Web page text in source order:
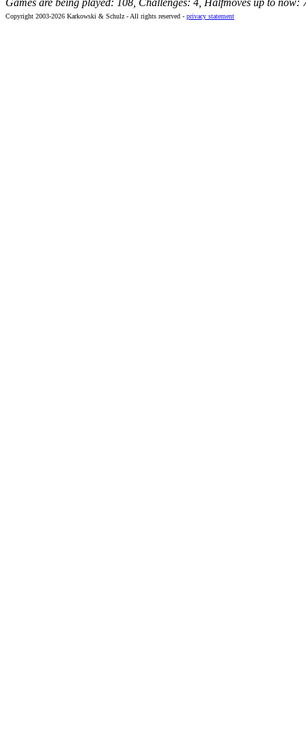
Games are being played: 108, Challenges: 4, Halfmoves up to now:
Copyright 2003-2026 Karkowski & Schulz - All rights reserved - privacy statement